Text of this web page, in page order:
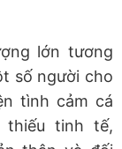
lớn tương
số người cho
tình cảm cá
thiếu tinh tế,